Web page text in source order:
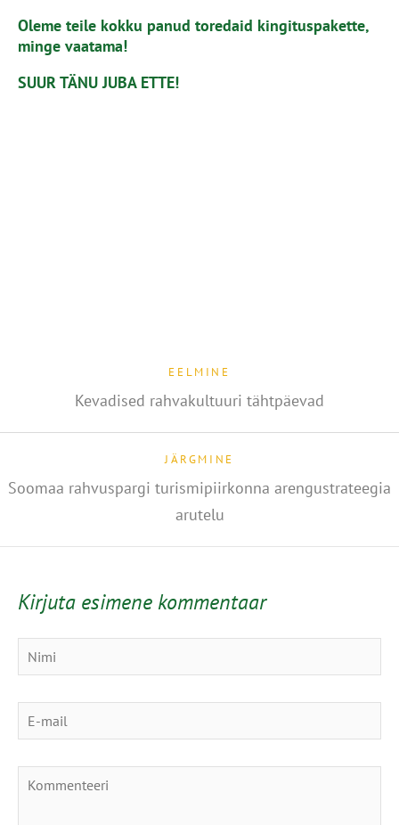
Oleme teile kokku panud toredaid kingituspakette,
minge vaatama!
SUUR TÄNU JUBA ETTE!
EELMINE
Kevadised rahvakultuuri tähtpäevad
JÄRGMINE
Soomaa rahvuspargi turismipiirkonna arengustrateegia
arutelu
Kirjuta esimene kommentaar